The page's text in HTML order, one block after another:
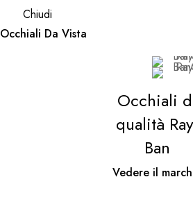
Chiudi
Occhiali Da Vista
Occhiali
qualità
Ban
Vedere il